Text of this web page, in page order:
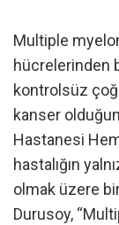
Multiple
hücrelerinden
kontrolsüz
kanser
Hastanesi
hastalığın
olmak üzere
Durusoy,